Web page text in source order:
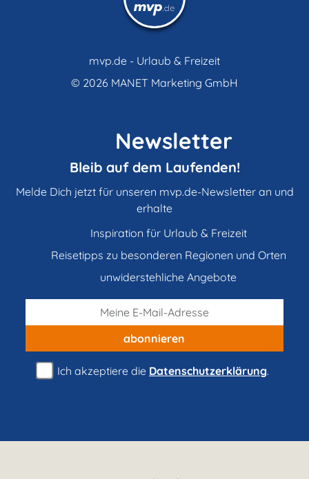
mvp.de - Urlaub & Freizeit
© 2026 MANET Marketing GmbH
Newsletter
Bleib auf dem Laufenden!
Melde Dich jetzt für unseren mvp.de-Newsletter an und
erhalte
Inspiration für Urlaub & Freizeit
Reisetipps zu besonderen Regionen und Orten
unwiderstehliche Angebote
abonnieren
Ich akzeptiere die Datenschutzerklärung.